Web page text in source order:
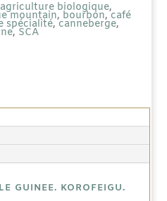
agriculture biologique,
mountain, bourbon, café
spécialité, canneberge,
, SCA
GUINEE. KOROFEIGU.